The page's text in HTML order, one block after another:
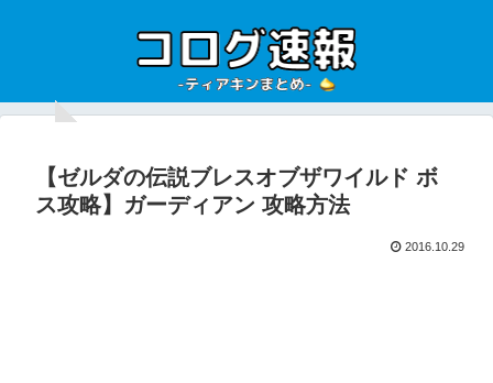
【ゼルダの伝説ブレスオブザワイルド ボ
ス攻略】ガーディアン 攻略方法
2016.10.29